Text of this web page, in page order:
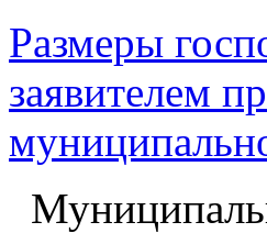
Размеры
заявителем